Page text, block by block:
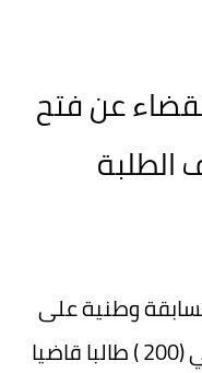
عن فتح
الطلبة
وطنية على
أساس الإختبارات لتوظيف مائتي (200 ) طالبا قاضيا